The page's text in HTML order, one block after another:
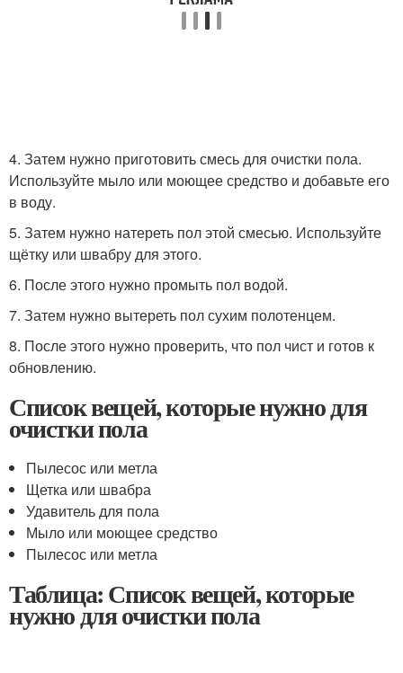
4. Затем нужно приготовить смесь для очистки пола.
Используйте мыло или моющее средство и добавьте его
в воду.
5. Затем нужно натереть пол этой смесью. Используйте
щётку или швабру для этого.
6. После этого нужно промыть пол водой.
7. Затем нужно вытереть пол сухим полотенцем.
8. После этого нужно проверить, что пол чист и готов к
обновлению.
Список вещей, которые нужно для
очистки пола
Пылесос или метла
Щетка или швабра
Удавитель для пола
Мыло или моющее средство
Пылесос или метла
Таблица: Список вещей, которые
нужно для очистки пола